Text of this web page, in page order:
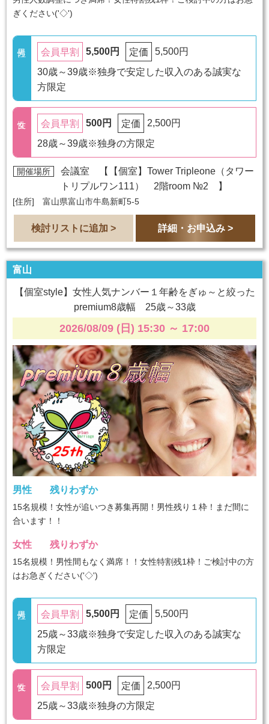
ぎください('◇')ゞ
会員早割 5,500円 定価
5,500円
30歳～39歳※独身で安定した収入のある誠実な
方限定
会員早割 500円 定価
2,500円
28歳～39歳※独身の方限定
開催場所 会議室 【
【個室】Tower Tripleone（タワー
トリプルワン111） 2階room №2
】
[住所] 富山県富山市牛島新町5-5
検討リストに追加 > 詳細・お申込み >
富山
【個室style】女性人気ナンバー１年齢をぎゅ～と絞った
premium8歳幅 25歳～33歳
2026/08/09 (日) 15:30 ～ 17:00
男性 残りわずか
15名規模！女性が追いつき募集再開！男性残り１枠！まだ間に
合います！！
女性 残りわずか
15名規模！男性間もなく満席！！女性特割残1枠！ご検討中の方
はお急ぎください('◇')ゞ
会員早割 5,500円 定価
5,500円
25歳～33歳※独身で安定した収入のある誠実な
方限定
会員早割 500円 定価
2,500円
25歳～33歳※独身の方限定